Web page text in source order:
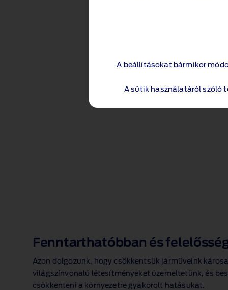
A beállításokat bármikor
A sütik használatáról szóló
Fenntarthatóbban és
Azon dolgozunk, hogy csökkentsük járműveink
világszínvonalú létesítményeket üzemeltetünk, és
csökkenteni a környezetre gyakorolt hatásukat.